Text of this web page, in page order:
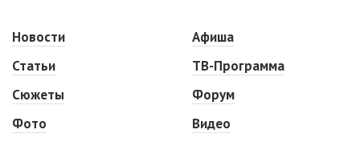
Новости
Статьи
Сюжеты
Фото
Афиша
ТВ-Программа
Форум
Видео